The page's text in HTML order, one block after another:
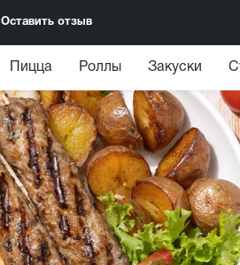
Оставить отзыв
Пицца Роллы Закуски